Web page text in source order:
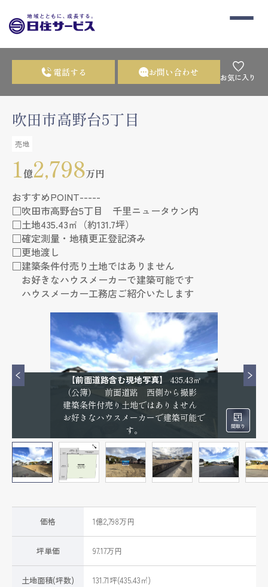
電話する お問い合わせ お気に入り
吹田市高野台5丁目
売地
1億2,798万円
おすすめPOINT-----
□吹田市高野台5丁目 千里ニュータウン内
□土地435.43㎡（約131.7坪）
□確定測量・地積更正登記済み
□更地渡し
□建築条件付売り土地ではありません
お好きなハウスメーカーで建築可能です
ハウスメーカー工務店ご紹介いたします
【前面道路含む現地写真】
435.43㎡
（公簿） 前面道路 西側から撮影
建築条件付売り土地ではありません
お好きなハウスメーカーで建築可能で
す。
価格 1億2,798万円
坪単価 97.17万円
土地面積(坪数) 131.71坪(435.43㎡)